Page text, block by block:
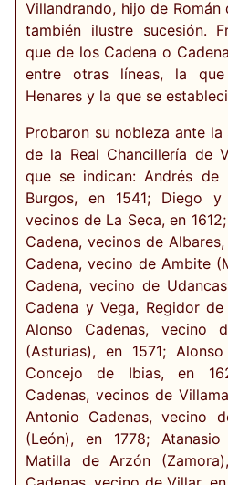
Villandrando, hijo de
también ilustre sucesión.
que de los Cadena o
entre otras líneas, la
Henares y la que se
Probaron su nobleza ante
de la Real Chancillería de
que se indican: Andrés de
Burgos, en 1541; Diego
vecinos de La Seca, en
Cadena, vecinos de
Cadena, vecino de Ambite
Cadena, vecino de
Cadena y Vega, Regidor
Alonso Cadenas, vecino
(Asturias), en 1571;
Concejo de Ibias, en
Cadenas, vecinos de
Antonio Cadenas, vecino
(León), en 1778;
Matilla de Arzón